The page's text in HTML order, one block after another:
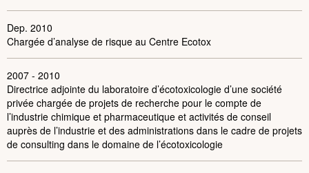
Dep. 2010
Chargée d’analyse de risque au Centre Ecotox
2007 - 2010
Directrice adjointe du laboratoire d’écotoxicologie d’une société
privée chargée de projets de recherche pour le compte de
l’industrie chimique et pharmaceutique et activités de conseil
auprès de l’industrie et des administrations dans le cadre de projets
de consulting dans le domaine de l’écotoxicologie